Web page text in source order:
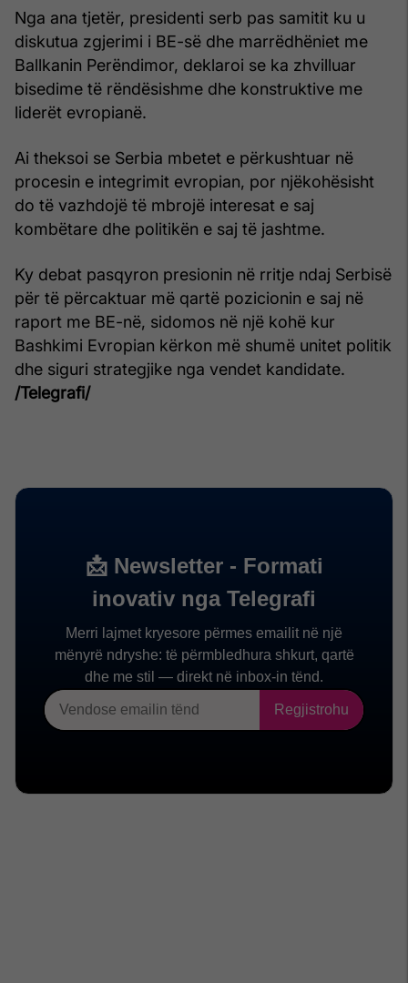
Nga ana tjetër, presidenti serb pas samitit ku u
diskutua zgjerimi i BE-së dhe marrëdhëniet me
Ballkanin Perëndimor, deklaroi se ka zhvilluar
bisedime të rëndësishme dhe konstruktive me
liderët evropianë.
Ai theksoi se Serbia mbetet e përkushtuar në
procesin e integrimit evropian, por njëkohësisht
do të vazhdojë të mbrojë interesat e saj
kombëtare dhe politikën e saj të jashtme.
Ky debat pasqyron presionin në rritje ndaj Serbisë
për të përcaktuar më qartë pozicionin e saj në
raport me BE-në, sidomos në një kohë kur
Bashkimi Evropian kërkon më shumë unitet politik
dhe siguri strategjike nga vendet kandidate.
/Telegrafi/